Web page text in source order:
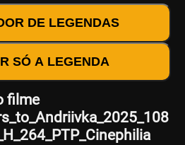
DE LEGENDAS
SÓ A LEGENDA
filme